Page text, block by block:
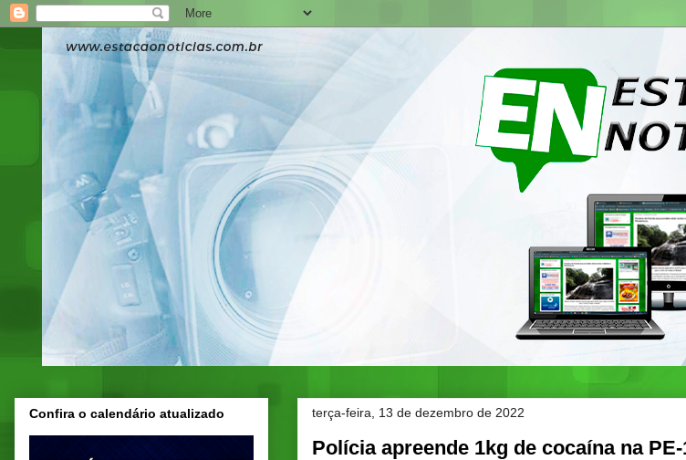
terça-feira, 13 de dezembro de 2022
Polícia apreende 1kg de cocaína na
Confira o calendário atualizado